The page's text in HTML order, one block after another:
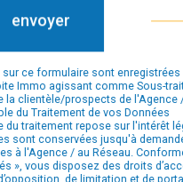
envoyer
ce formulaire sont enregistrées
Immo agissant comme Sous-
la clientèle/prospects de l'Agence
du Traitement de vos Données
du traitement repose sur l'intérêt
sont conservées jusqu'à
à l'Agence / au Réseau.
», vous disposez des droits
de limitation et de